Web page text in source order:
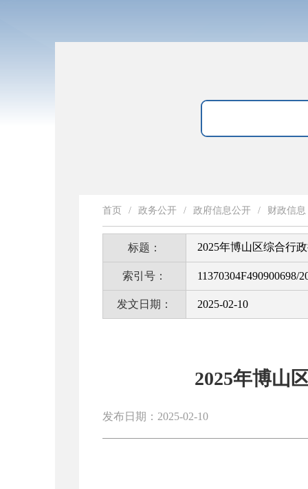
首页 / 政务公开 / 政府信息公开 / 财政信息
标题： 2025年博山区综合行
索引号： 11370304F490900698/
发文日期： 2025-02-10
2025年博山
发布日期：2025-02-10